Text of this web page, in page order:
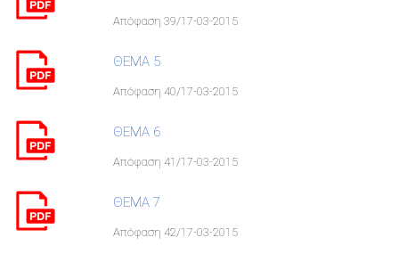
Απόφαση 39/17-03-2015
ΘΕΜΑ 5
Απόφαση 40/17-03-2015
ΘΕΜΑ 6
Απόφαση 41/17-03-2015
ΘΕΜΑ 7
Απόφαση 42/17-03-2015